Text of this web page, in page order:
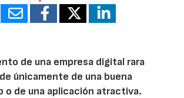
de una empresa digital rara
únicamente de una buena
o de una aplicación atractiva.